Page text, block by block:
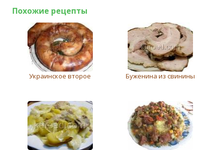
Похожие рецепты
Украинское второе Буженина из свинины